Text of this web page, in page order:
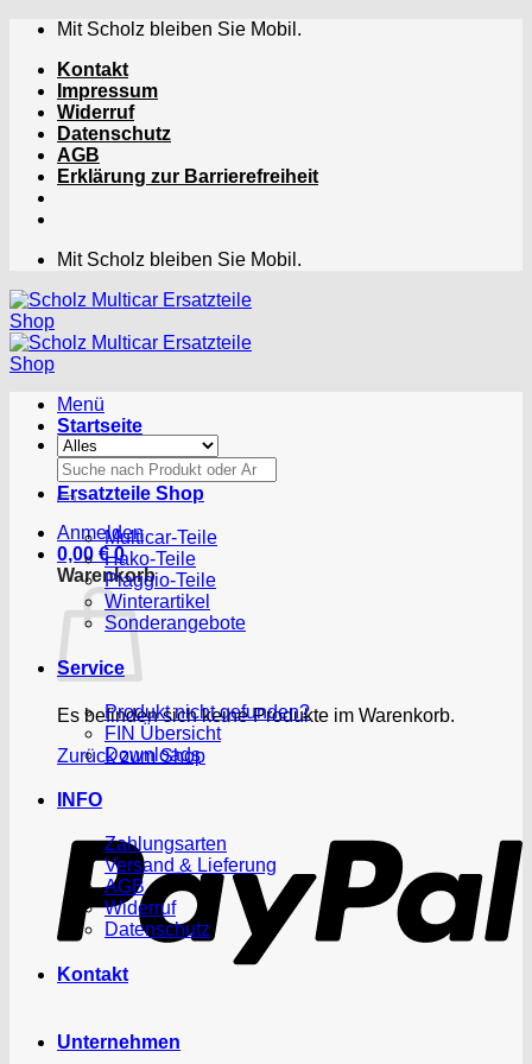
Zum
springen
Mit Scholz bleiben Sie Mobil.
Kontakt
Impressum
Widerruf
Datenschutz
AGB
Erklärung zur Barrierefreiheit
Mit Scholz bleiben Sie Mobil.
Menü
Suchen
nach:
Anmelden
0,00 € 0
Warenkorb
Es befinden sich keine Produkte im Warenkorb.
Zurück zum Shop
Startseite
Ersatzteile Shop
Multicar-Teile
Hako-Teile
Piaggio-Teile
Winterartikel
Sonderangebote
Service
Produkt nicht gefunden?
FIN Übersicht
Downloads
INFO
Zahlungsarten
Versand & Lieferung
AGB
Widerruf
Datenschutz
Kontakt
Unternehmen